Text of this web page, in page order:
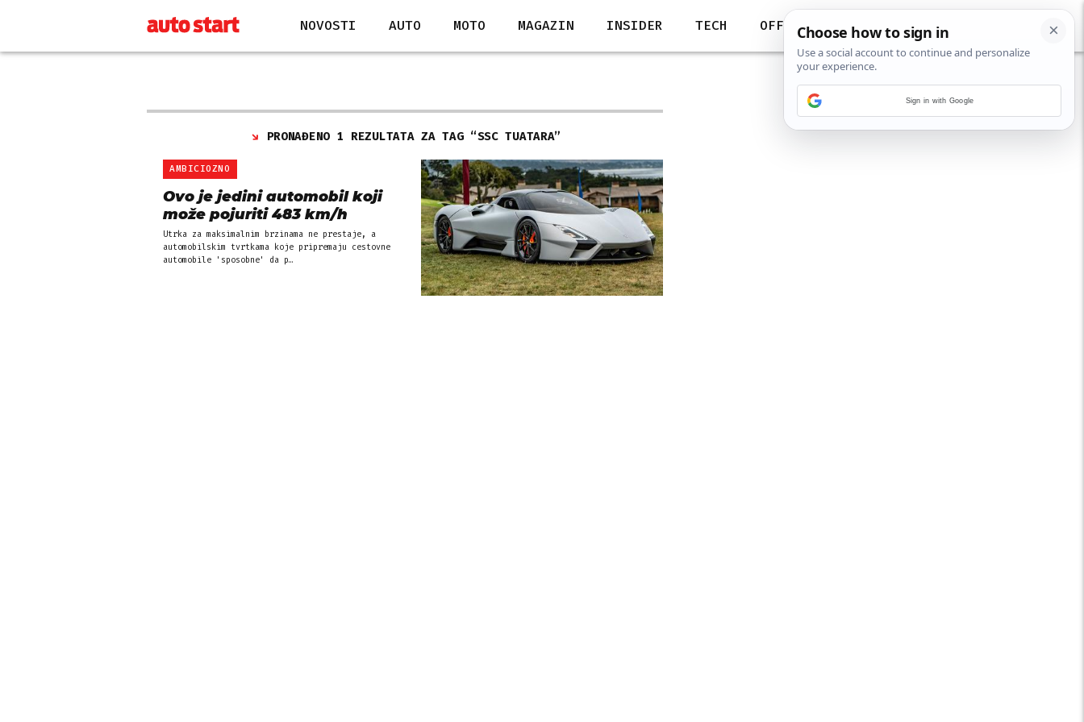
NOVOSTI AUTO MOTO MAGAZIN INSIDER TECH OFF
PRONAĐENO 1 REZULTATA ZA TAG “SSC TUATARA”
AMBICIOZNO
Ovo je jedini automobil koji
može pojuriti 483 km/h
Utrka za maksimalnim brzinama ne prestaje, a
automobilskim tvrtkama koje pripremaju cestovne
automobile 'sposobne' da p…
Sign in with Google